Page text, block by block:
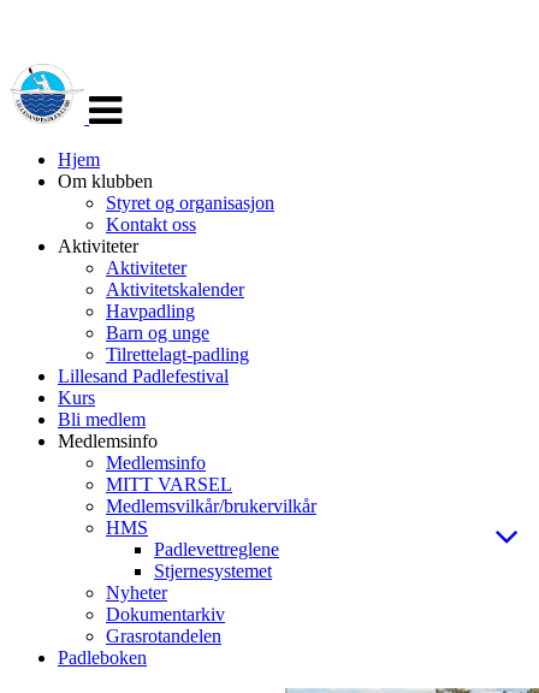
navigasjon
Hjem
Om klubben
Styret og organisasjon
Kontakt oss
Aktiviteter
Aktiviteter
Aktivitetskalender
Havpadling
Barn og unge
Tilrettelagt-padling
Lillesand Padlefestival
Kurs
Bli medlem
Medlemsinfo
Medlemsinfo
MITT VARSEL
Medlemsvilkår/brukervilkår
HMS
Padlevettreglene
Stjernesystemet
Nyheter
Dokumentarkiv
Grasrotandelen
Padleboken